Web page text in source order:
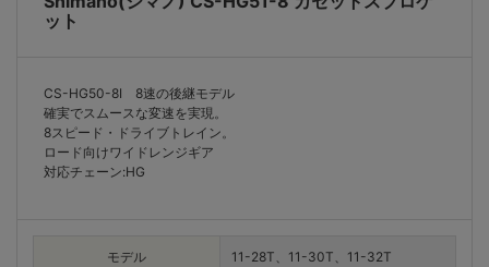
ット
CS-HG50-8I 8速の後継モデル
確実でスムースな変速を実現。
8スピード・ドライブトレイン。
ロード向けワイドレンジギア
対応チェーン:HG
モデル 11-28T、11-30T、11-32T